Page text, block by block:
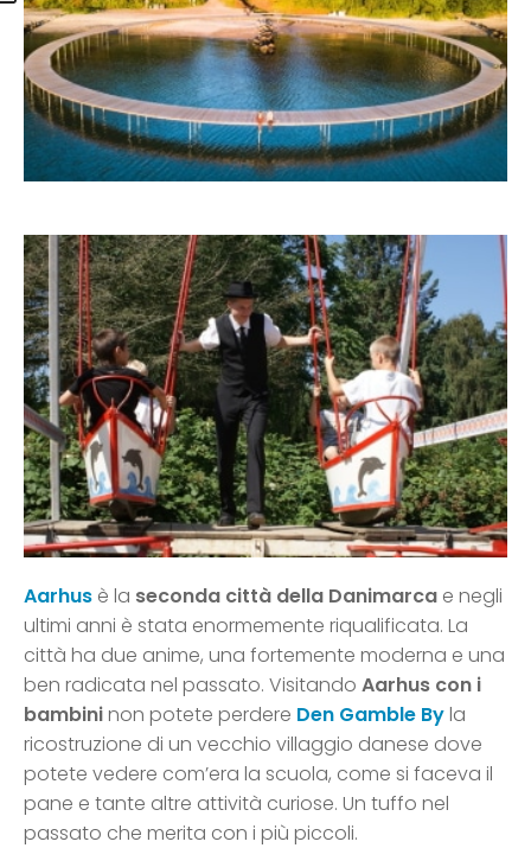
Aarhus è la seconda città della Danimarca e negli
ultimi anni è stata enormemente riqualificata. La
città ha due anime, una fortemente moderna e una
ben radicata nel passato. Visitando Aarhus con i
bambininon potete perdere Den Gamble Byla
ricostruzione di un vecchio villaggio danese dove
potete vedere com’era la scuola, come si faceva il
pane e tante altre attività curiose. Un tuffo nel
passato che merita con i più piccoli.